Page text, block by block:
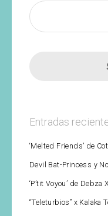
Entradas
‘Melted Friends’ de
Devil Bat-Princess y
‘P’tit Voyou’ de Debza
“Teleturbios” x Kalaka